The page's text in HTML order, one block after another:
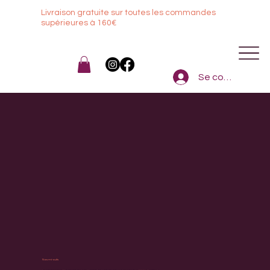
Livraison gratuite sur toutes les commandes
supérieures à 160€
Se connecter
Nos mi-cuits